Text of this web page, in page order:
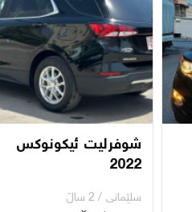
شوفرليت ئيكونوكس
2022
سلێمانی / 2 ساڵ